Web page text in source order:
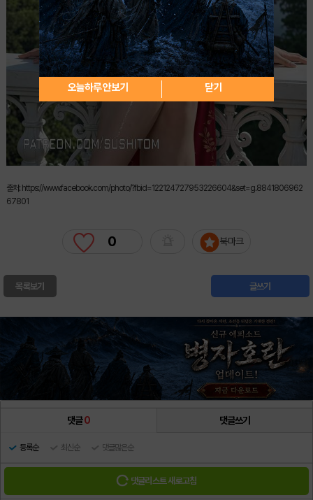
출처: https://www.facebook.com/photo/?fbid=122124727953226604&set=g.8841806962
67801
0 북마크
목록보기 글쓰기
댓글0 댓글쓰기
등록순 최신순 댓글많은순
댓글리스트 새로고침
오늘하루 안보기 닫기